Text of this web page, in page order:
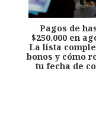
Pagos de
$250.000 en
La lista
bonos y cómo
tu fecha de